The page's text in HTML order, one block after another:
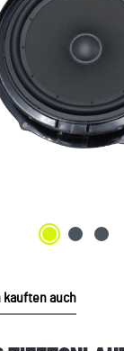
kauften auch